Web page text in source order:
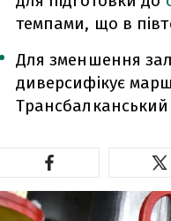
темпами, що в
Для зменшення
диверсифікує